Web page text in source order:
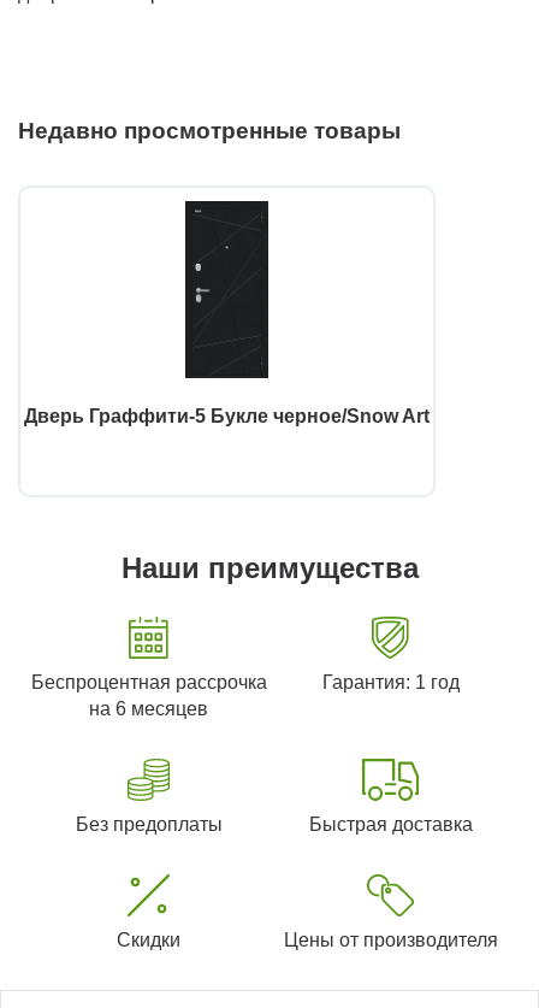
Недавно просмотренные товары
Дверь Граффити-5 Букле черное/Snow Art
Наши преимущества
Беспроцентная рассрочка
на 6 месяцев
Гарантия: 1 год
Без предоплаты Быстрая доставка
Скидки Цены от производителя